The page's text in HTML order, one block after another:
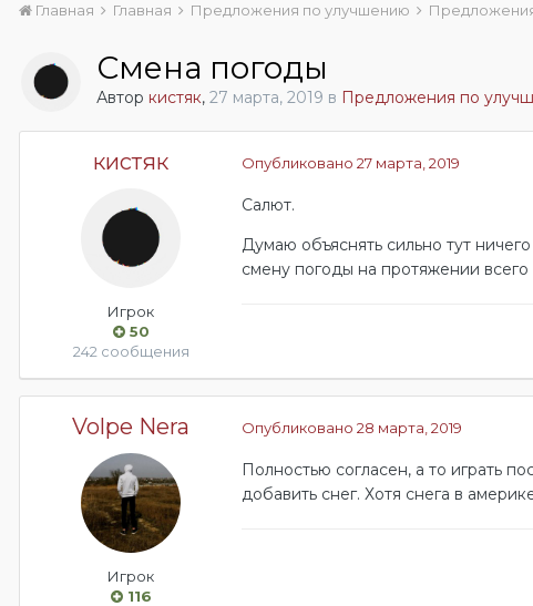
Главная Главная Предложения по улучшению
Смена погоды
Автор кистяк, 27 марта, 2019 в Предложения по
кистяк
Игрок
50
242 сообщения
Опубликовано 27 марта, 2019
Салют.
Думаю объяснять сильно тут
смену погоды на протяжении
Volpe Nera
Игрок
116
Опубликовано 28 марта, 2019
Полностью согласен, а то играть
добавить снег. Хотя снега в